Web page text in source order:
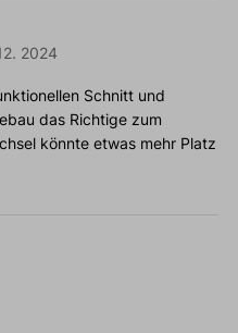
2024
Schnitt und
das Richtige zum
könnte etwas mehr Platz